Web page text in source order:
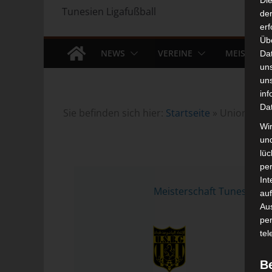
Tunesien Ligafußball
NEWS VEREINE
Sie befinden sich hier: Startseite » Union
Meisterschaft Tunesien